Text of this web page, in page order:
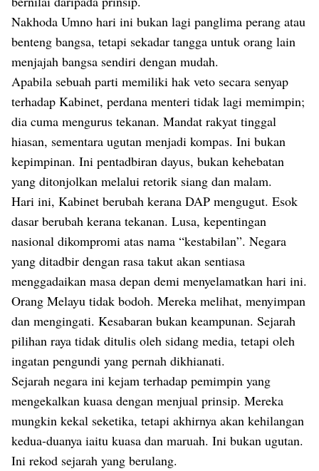
Nakhoda Umno hari ini bukan lagi panglima perang atau
benteng bangsa, tetapi sekadar tangga untuk orang lain
menjajah bangsa sendiri dengan mudah.
Apabila sebuah parti memiliki hak veto secara senyap
terhadap Kabinet, perdana menteri tidak lagi memimpin;
dia cuma mengurus tekanan. Mandat rakyat tinggal
hiasan, sementara ugutan menjadi kompas. Ini bukan
kepimpinan. Ini pentadbiran dayus, bukan kehebatan
yang ditonjolkan melalui retorik siang dan malam.
Hari ini, Kabinet berubah kerana DAP mengugut. Esok
dasar berubah kerana tekanan. Lusa, kepentingan
nasional dikompromi atas nama “kestabilan”. Negara
yang ditadbir dengan rasa takut akan sentiasa
menggadaikan masa depan demi menyelamatkan hari ini.
Orang Melayu tidak bodoh. Mereka melihat, menyimpan
dan mengingati. Kesabaran bukan keampunan. Sejarah
pilihan raya tidak ditulis oleh sidang media, tetapi oleh
ingatan pengundi yang pernah dikhianati.
Sejarah negara ini kejam terhadap pemimpin yang
mengekalkan kuasa dengan menjual prinsip. Mereka
mungkin kekal seketika, tetapi akhirnya akan kehilangan
kedua-duanya iaitu kuasa dan maruah. Ini bukan ugutan.
Ini rekod sejarah yang berulang.